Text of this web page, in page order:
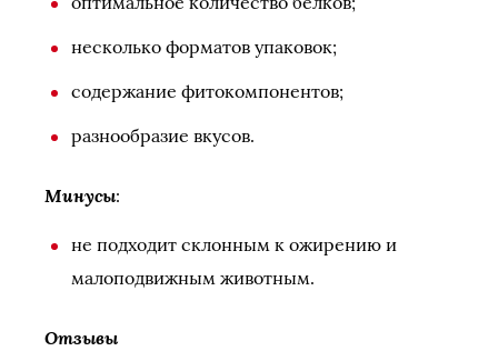
несколько форматов упаковок;
содержание фитокомпонентов;
разнообразие вкусов.
Минусы:
не подходит склонным к ожирению и
малоподвижным животным.
Отзывы